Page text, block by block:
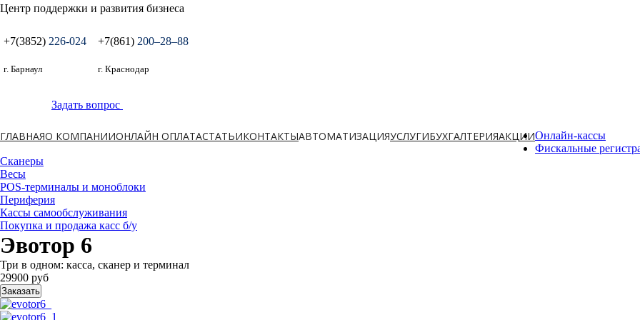
Центр поддержки и развития бизнеса
+7(3852) 226-024
г. Барнаул
+7(861) 200‒28‒88
г. Краснодар
Задать вопрос
ГЛАВНАЯО КОМПАНИИОНЛАЙН ОПЛАТАСТАТЬИКОНТАКТЫАВТОМАТИЗАЦИЯУСЛУГИБУХГАЛТЕРИЯАКЦИИОнлайн-кассы
Фискальные
Сканеры
Весы
POS-терминалы и моноблоки
Периферия
Кассы самообслуживания
Покупка и продажа касс б/у
Эвотор 6
Три в одном: касса, сканер и терминал
29900 руб
Заказать